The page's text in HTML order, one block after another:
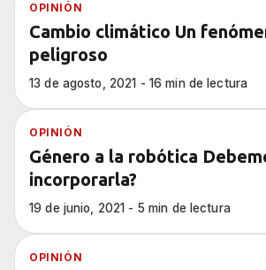
OPINIÓN
Cambio climático Un
peligroso
13 de agosto, 2021 - 16 min de lectura
OPINIÓN
Género a la robótica
incorporarla?
19 de junio, 2021 - 5 min de lectura
OPINIÓN